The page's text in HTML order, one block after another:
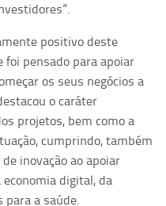
positivo deste
foi pensado para apoiar
os seus negócios a
o caráter
projetos, bem como a
cumprindo, também
de inovação ao apoiar
digital, da
para a saúde.